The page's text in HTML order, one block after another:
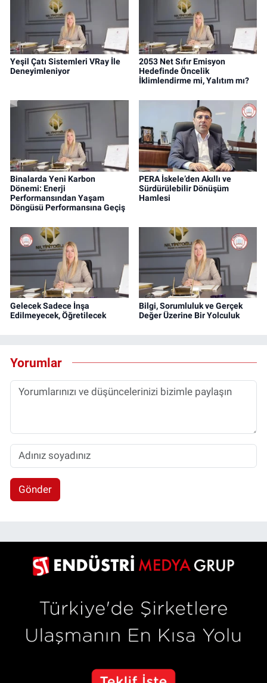
Yeşil Çatı Sistemleri VRay İle
Deneyimleniyor
2053 Net Sıfır Emisyon
Hedefinde Öncelik
İklimlendirme mi, Yalıtım mı?
Binalarda Yeni Karbon
Dönemi: Enerji
Performansından Yaşam
Döngüsü Performansına Geçiş
PERA İskele’den Akıllı ve
Sürdürülebilir Dönüşüm
Hamlesi
Gelecek Sadece İnşa
Edilmeyecek, Öğretilecek
Bilgi, Sorumluluk ve Gerçek
Değer Üzerine Bir Yolculuk
Yorumlar
Gönder